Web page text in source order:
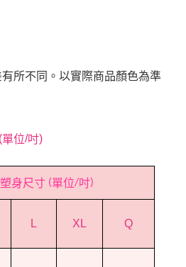
所不同。以實際商品顏色為準
(單位/吋)
身尺寸(單位/吋)
L XL Q